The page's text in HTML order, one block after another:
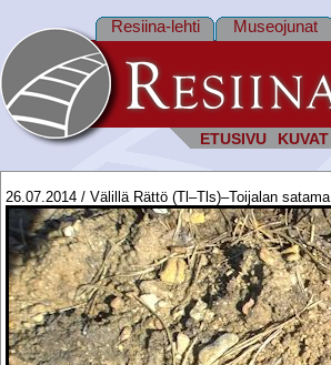
ETUSIVU KUVAT
Resiina-lehti Museojunat
26.07.2014 / Välillä Rättö (Tl–Tls)–Toijalan satama